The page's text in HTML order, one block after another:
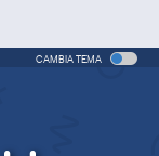
CAMBIA TEMA